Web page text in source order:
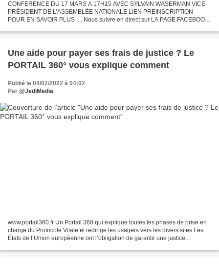
CONFERENCE DU 17 MARS A 17H15 AVEC SYLVAIN WASERMAN VICE-
PRÉSIDENT DE L’ASSEMBLÉE NATIONALE LIEN PREINSCRIPTION
POUR EN SAVOIR PLUS .... Nous suivre en direct sur LA PAGE FACEBOOK
SYLVAIN WASERMAN...
Une aide pour payer ses frais de justice ? Le
PORTAIL 360° vous explique comment
Publié le 04/02/2022 à 04:02
Par @JediMedia
www.portail360.fr Un Portail 360 qui explique toutes les phases de prise en
charge du Protocole Vitale et redirige les usagers vers les divers sites Les
États de l’Union européenne ont l’obligation de garantir une justice